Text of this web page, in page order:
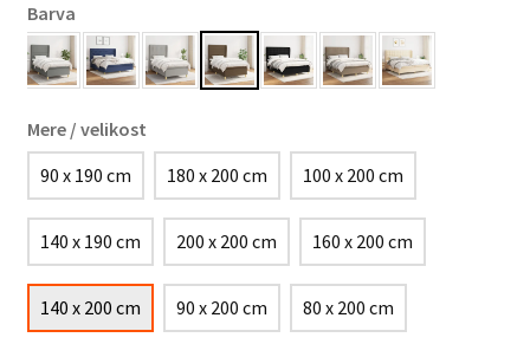
Barva
Mere / velikost
90 x 190 cm
180 x 200 cm 100 x 200 cm
140 x 190 cm 200 x 200 cm 160 x 200 cm
140 x 200 cm 90 x 200 cm 80 x 200 cm